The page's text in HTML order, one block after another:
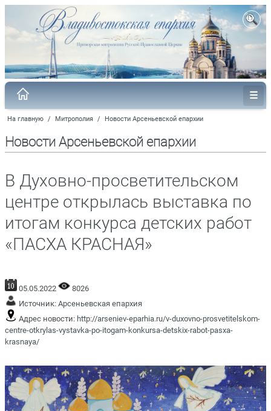
На главную / Митрополия / Новости Арсеньевской епархии
Новости Арсеньевской епархии
В Духовно-просветительском
центре открылась выставка по
итогам конкурса детских работ
«ПАСХА КРАСНАЯ»
05.05.2022
8026
Источник: Арсеньевская епархия
Адрес новости: http://arseniev-eparhia.ru/v-duxovno-prosvetitelskom-
centre-otkrylas-vystavka-po-itogam-konkursa-detskix-rabot-pasxa-
krasnaya/